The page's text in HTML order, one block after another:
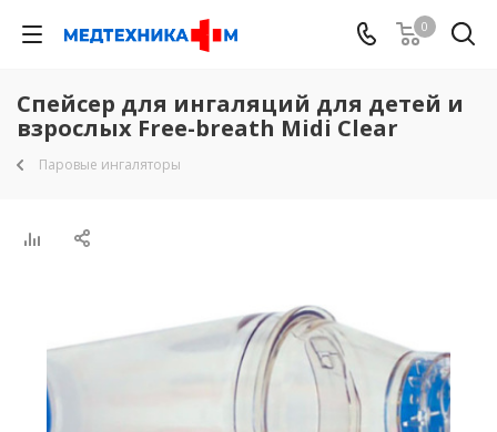
0
Спейсер для ингаляций для детей и
взрослых Free-breath Midi Clear
Паровые ингаляторы